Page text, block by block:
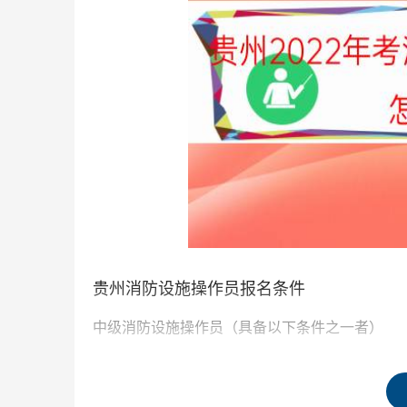
贵州消防设施操作员报名条件
中级消防设施操作员（具备以下条件之一者）
1、取得本职业或相关职业初级职业资格证书（